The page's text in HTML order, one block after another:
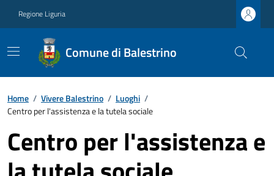
Regione Liguria
Comune di Balestrino
Home / Vivere Balestrino / Luoghi /
Centro per l'assistenza e la tutela sociale
Centro per l'assistenza e